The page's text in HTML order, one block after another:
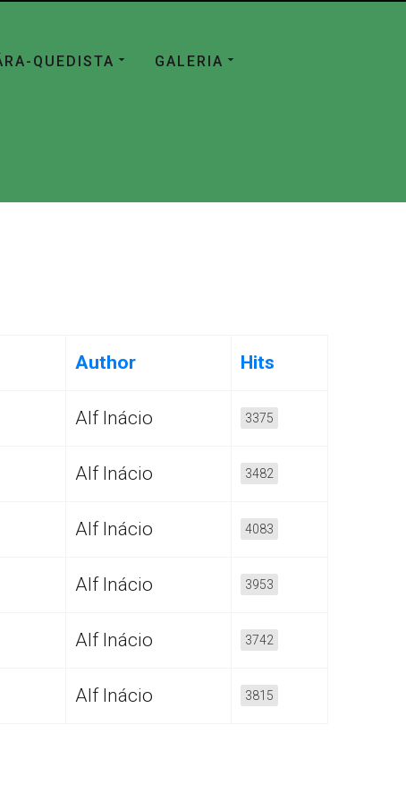
QUEDISTA GALERIA
Author Hits
Alf Inácio 3375
Alf Inácio 3482
Alf Inácio 4083
Alf Inácio 3953
Alf Inácio 3742
Alf Inácio 3815